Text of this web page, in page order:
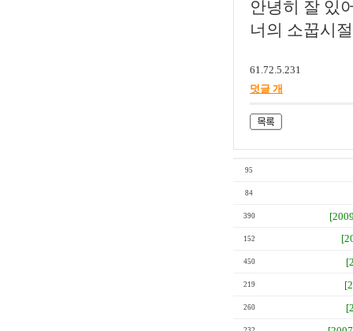
안녕히 잘 있
너의 소꿉시
61.72.5.231
덧글 개
95
84
390
152
450
219
260